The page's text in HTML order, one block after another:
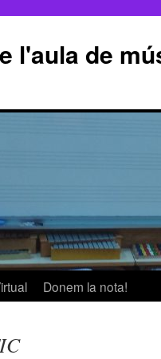
l'aula de
Donem la nota!